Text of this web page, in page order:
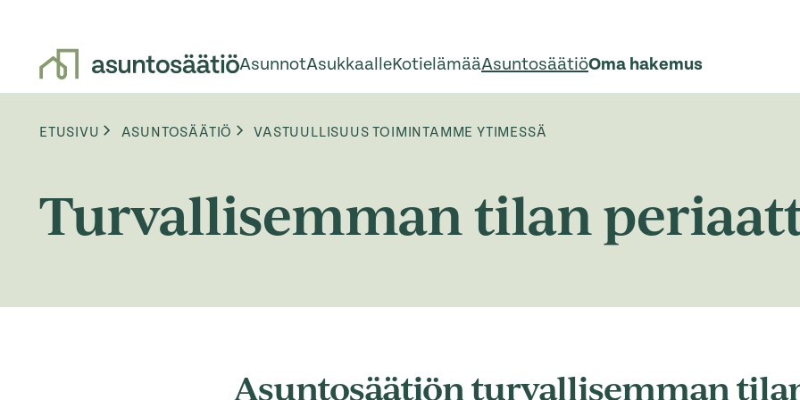
AsunnotAsukkaalleKotielämääAsuntosäätiöOma hakemus
Browse:
ETUSIVU ASUNTOSÄÄTIÖ VASTUULLISUUS TOIMINTAMME YTIMESSÄ
Turvallisemman tilan
Asuntosäätiön turvallisemman